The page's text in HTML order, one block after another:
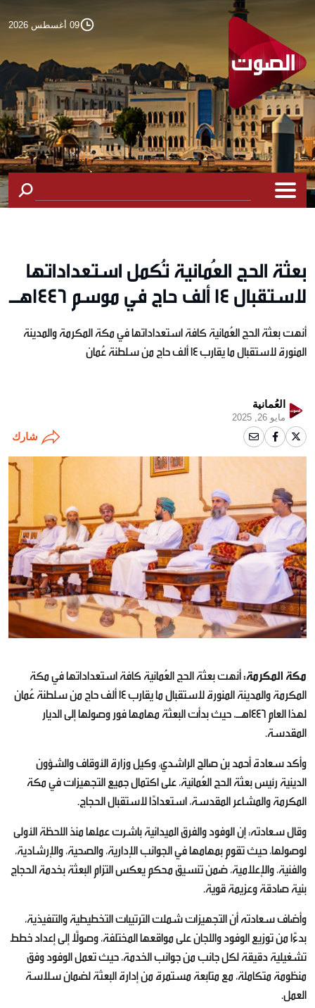
09 أغسطس 2026
بعثة الحج العُمانية تُكمل استعداداتها
لاستقبال 14 ألف حاج في موسم 1446هـ
أنهت بعثة الحج العُمانية كافة استعداداتها في مكة المكرمة والمدينة
المنورة لاستقبال ما يقارب 14 ألف حاج من سلطنة عُمان
العُمانية
مايو 26, 2025
شارك
مكة المكرمة:أنهت بعثة الحج العُمانية كافة استعداداتها في مكة
المكرمة والمدينة المنورة لاستقبال ما يقارب 14 ألف حاج من سلطنة عُمان
لهذا العام 1446هـ، حيث بدأت البعثة مهامها فور وصولها إلى الديار
المقدسة.
وأكد سعادة أحمد بن صالح الراشدي، وكيل وزارة الأوقاف والشؤون
الدينية رئيس بعثة الحج العُمانية، على اكتمال جميع التجهيزات في مكة
المكرمة والمشاعر المقدسة، استعدادًا لاستقبال الحجاج.
وقال سعادته: إن الوفود والفرق الميدانية باشرت عملها منذ اللحظة الأولى
لوصولها، حيث تقوم بمهامها في الجوانب الإدارية، والصحية، والإرشادية،
والفنية، والإعلامية، ضمن تنسيق محكم يعكس التزام البعثة بخدمة الحجاج
بنية صادقة وعزيمة قوية.
وأضاف سعادته أن التجهيزات شملت الترتيبات التخطيطية والتنفيذية،
بدءًا من توزيع الوفود واللجان على مواقعها المختلفة، وصولًا إلى إعداد خط​ط
تشغيلية دقيقة لكل جانب من جوانب الخدمة، حيث تعمل الوفود وفق
منظومة متكاملة، مع متابعة مستمرة من إدارة البعثة لضمان سلاسة
العمل.